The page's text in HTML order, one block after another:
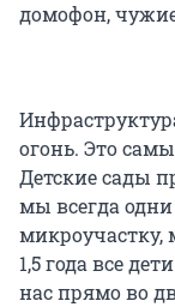
домофон,
огонь. Это
Детские сады
мы всегда
микроучастку,
1,5 года все
нас прямо во